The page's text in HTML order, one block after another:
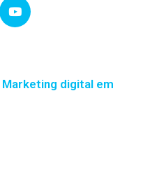
digital em